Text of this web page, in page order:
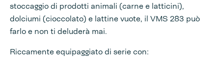
stoccaggio di prodotti animali (carne e latticini),
dolciumi (cioccolato) e lattine vuote, il VMS 283 può
farlo e non ti deluderà mai.
Riccamente equipaggiato di serie con: